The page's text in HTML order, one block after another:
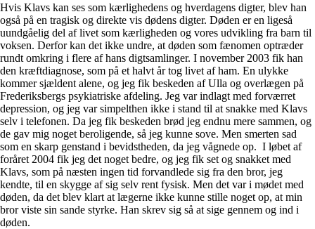
Hvis Klavs kan ses som kærlighedens og hverdagens digter, blev han
også på en tragisk og direkte vis dødens digter. Døden er en ligeså
uundgåelig del af livet som kærligheden og vores udvikling fra barn til
voksen. Derfor kan det ikke undre, at døden som fænomen optræder
rundt omkring i flere af hans digtsamlinger. I november 2003 fik han
den kræftdiagnose, som på et halvt år tog livet af ham. En ulykke
kommer sjældent alene, og jeg fik beskeden af Ulla og overlægen på
Frederiksbergs psykiatriske afdeling. Jeg var indlagt med forværret
depression, og jeg var simpelthen ikke i stand til at snakke med Klavs
selv i telefonen. Da jeg fik beskeden brød jeg endnu mere sammen, og
de gav mig noget beroligende, så jeg kunne sove. Men smerten sad
som en skarp genstand i bevidstheden, da jeg vågnede op. I løbet af
foråret 2004 fik jeg det noget bedre, og jeg fik set og snakket med
Klavs, som på næsten ingen tid forvandlede sig fra den bror, jeg
kendte, til en skygge af sig selv rent fysisk. Men det var i mødet med
døden, da det blev klart at lægerne ikke kunne stille noget op, at min
bror viste sin sande styrke. Han skrev sig så at sige gennem og ind i
døden.